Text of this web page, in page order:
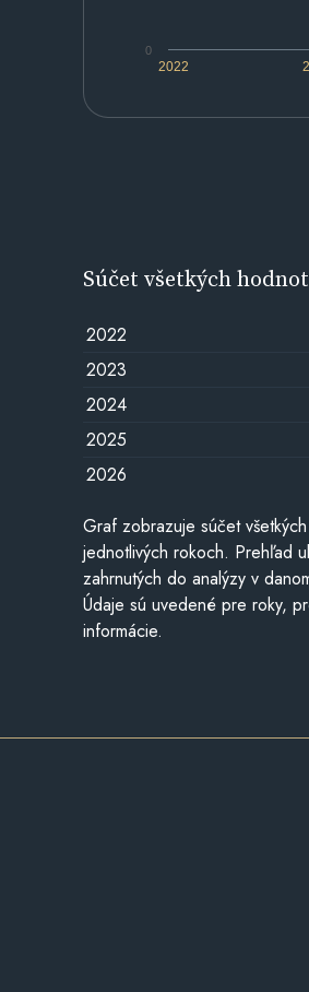
2022
0
Súčet všetkých
2022
2023
2024
2025
2026
Graf zobrazuje súčet
jednotlivých rokoch. Prehľad
zahrnutých do analýzy v
Údaje sú uvedené pre roky,
informácie.